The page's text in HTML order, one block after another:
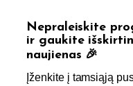
Pristatymas
Grąžinimas
Nepraleiskite
ir gaukite
naujienas 🎉
Įženkite į tamsiąją